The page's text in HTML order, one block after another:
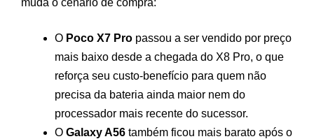
O Poco X7 Pro passou a ser vendido por preço
mais baixo desde a chegada do X8 Pro, o que
reforça seu custo-benefício para quem não
precisa da bateria ainda maior nem do
processador mais recente do sucessor.
O Galaxy A56 também ficou mais barato após o